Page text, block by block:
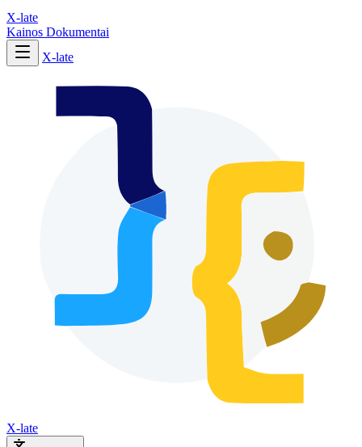
X-late
Kainos Dokumentai
X-late
X-late